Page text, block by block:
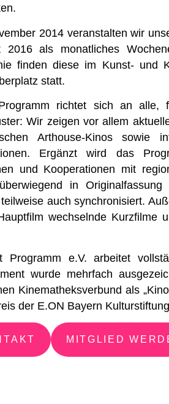
2014 veranstalten wir
2016 als monatliches
finden diese im Kunst- und
statt.
richtet sich an
Wir zeigen vor allem
Arthouse-Kinos sowie
Ergänzt wird das
und Kooperationen mit
in
auch synchronisiert.
wechselnde Kurzfilme
Programm e.V. arbeitet
wurde mehrfach
Kinematheksverbund als
der E.ON Bayern
MITGLIED